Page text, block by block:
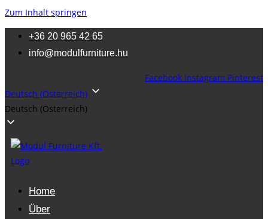
Zum Inhalt springen
+36 20 965 42 65
info@modulfurniture.hu
Facebook Instagram Pinterest
Deutsch (Österreich)
Deutsch (Österreich)
Home
Über